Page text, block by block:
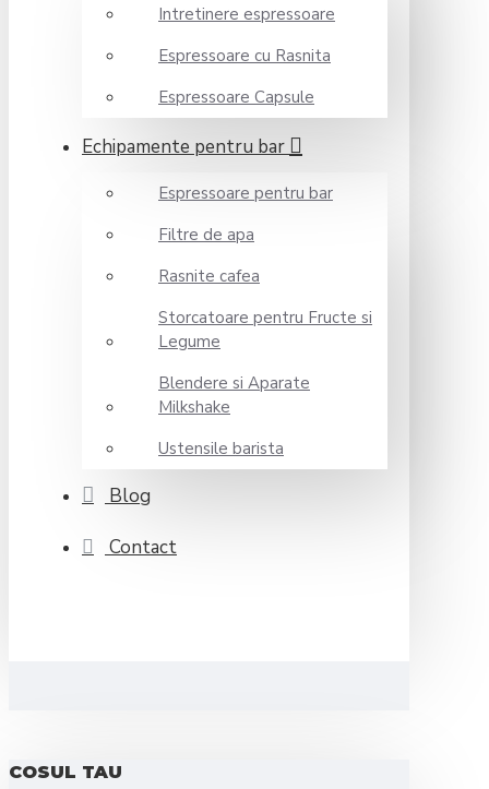
Intretinere espressoare
Espressoare cu Rasnita
Espressoare Capsule
Echipamente pentru bar
Espressoare pentru bar
Filtre de apa
Rasnite cafea
Storcatoare pentru Fructe si
Legume
Blendere si Aparate
Milkshake
Ustensile barista
Blog
Contact
COSUL TAU